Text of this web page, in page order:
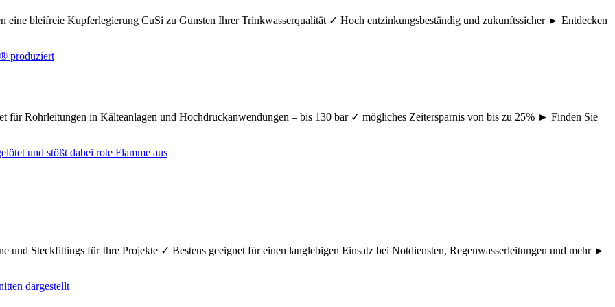
bleifreie Kupferlegierung CuSi zu Gunsten Ihrer Trinkwasserqualität ✓ Hoch entzinkungsbeständig und zukunftssicher ► Entdecken
Rohrleitungen in Kälteanlagen und Hochdruckanwendungen – bis 130 bar ✓ mögliches Zeitersparnis von bis zu 25% ► Finden Sie
und Steckfittings für Ihre Projekte ✓ Bestens geeignet für einen langlebigen Einsatz bei Notdiensten, Regenwasserleitungen und mehr ►